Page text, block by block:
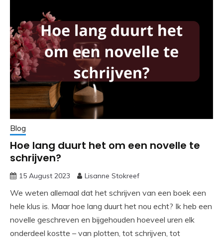
Blog
Hoe lang duurt het om een novelle te
schrijven?
15 August 2023 Lisanne Stokreef
We weten allemaal dat het schrijven van een boek een
hele klus is. Maar hoe lang duurt het nou echt? Ik heb een
novelle geschreven en bijgehouden hoeveel uren elk
onderdeel kostte – van plotten, tot schrijven, tot